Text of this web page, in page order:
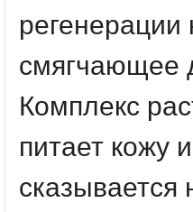
регенерации
смягчающее
Комплекс
питает кожу